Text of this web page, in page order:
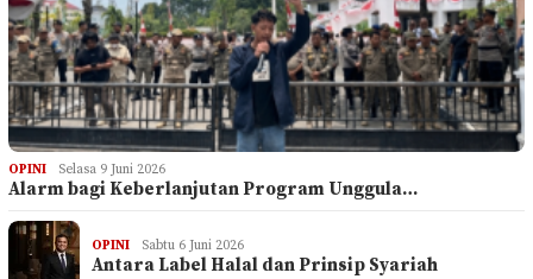
OPINI Selasa 9 Juni 2026
Alarm bagi Keberlanjutan Program Unggula…
OPINI Sabtu 6 Juni 2026
Antara Label Halal dan Prinsip Syariah